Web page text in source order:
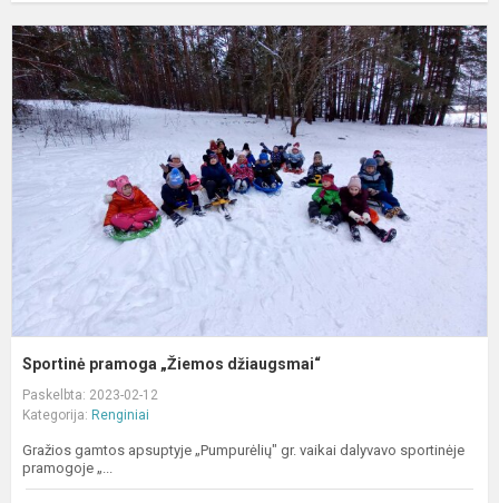
Sportinė pramoga „Žiemos džiaugsmai“
Paskelbta: 2023-02-12
Kategorija: Renginiai
Gražios gamtos apsuptyje „Pumpurėlių" gr. vaikai dalyvavo sportinėje
pramogoje „...